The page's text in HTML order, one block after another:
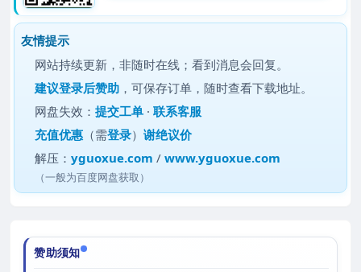
友情提示
网站持续更新，非随时在线；看到消息会回复。
建议登录后赞助 ，可保存订单，随时查看下载地址。
网盘失效：提交工单 ·联系客服
充值优惠 （需登录）谢绝议价
解压：yguoxue.com /www.yguoxue.com
（一般为百度网盘获取）
赞助须知